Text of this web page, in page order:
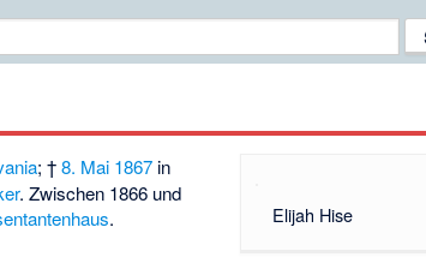
Elijah Hise
; †8. Mai 1867 in
. Zwischen 1866 und
.